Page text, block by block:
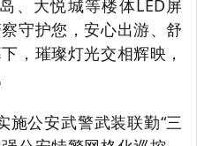
、大悦城等楼体LED屏
守护您，安心出游、舒
，璀璨灯光交相辉映，
施公安武警武装联勤“三